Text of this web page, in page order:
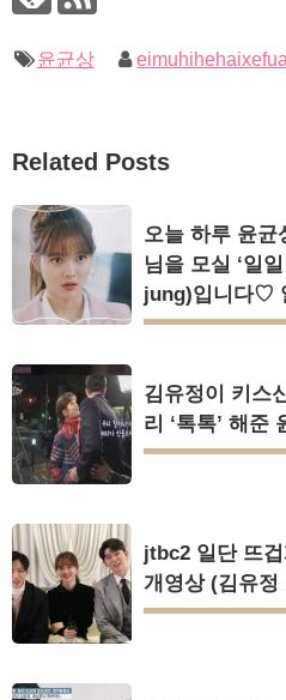
윤균상
Related Posts
오늘 하루 윤
님을 모실 ‘일
jung)입니다♡
김유정이 키스
리 ‘톡톡’ 해준
jtbc2 일단 뜨
개영상 (김유정